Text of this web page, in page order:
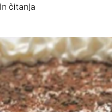
čitanja